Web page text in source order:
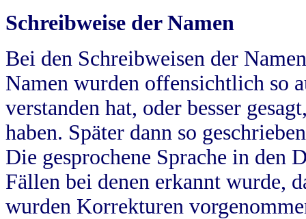
Schreibweise der Namen
Bei den Schreibweisen der
Namen wurden offensichtlich so
verstanden hat, oder besser
haben. Später dann so
Die gesprochene Sprache in
Fällen bei denen erkannt wurde,
wurden Korrekturen